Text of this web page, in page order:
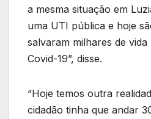
a mesma situação em
uma UTI pública e hoje
salvaram milhares de vida
Covid-19”, disse.
“Hoje temos outra
cidadão tinha que andar